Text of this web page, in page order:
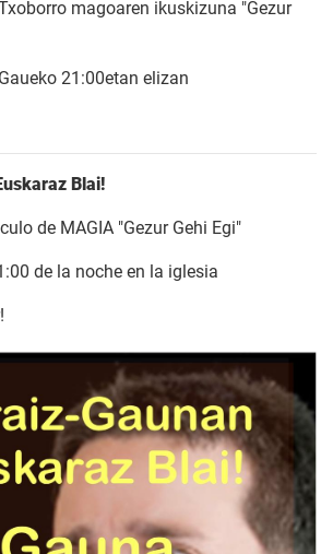
magoaren ikuskizuna "Gezur
21:00etan elizan
Blai!
de MAGIA "Gezur Gehi Egi"
de la noche en la iglesia